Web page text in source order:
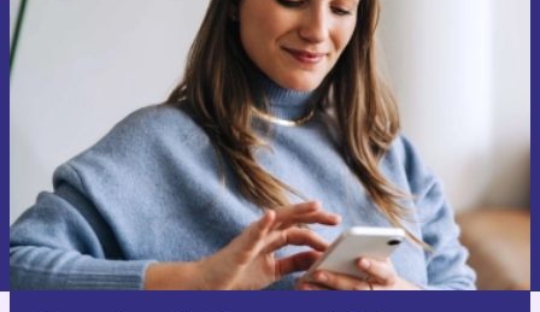
Liity ensimmäistä kertaa uutiskirjeen
tilaajaksi ja säästä 15 €!
Älä missaa enää yhtäkään tarjousta.
Pyydä etukuponki
Lisätietoja henkilötietojen käytöstä löydättietosuojaselosteestamme.